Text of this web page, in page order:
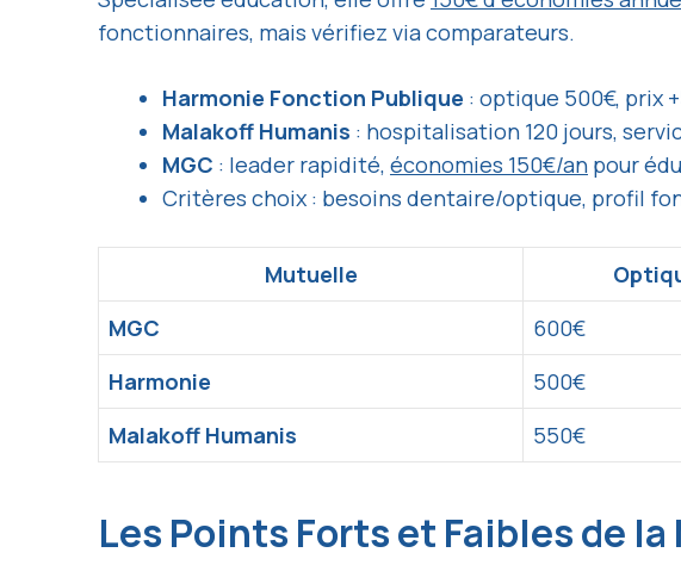
fonctionnaires, mais vérifiez via comparateurs.
Harmonie Fonction Publique : optique 500€, prix
Malakoff Humanis : hospitalisation 120 jours,
MGC : leader rapidité, économies 150€/an pour
Critères choix : besoins dentaire/optique, profil
Mutuelle
MGC
600€
Harmonie
500€
Malakoff Humanis
550€
Les Points Forts et Faibles de la